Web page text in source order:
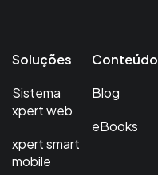
Soluções
Sistema
xpert web
xpert smart
mobile
Conteúdo
Blog
eBooks